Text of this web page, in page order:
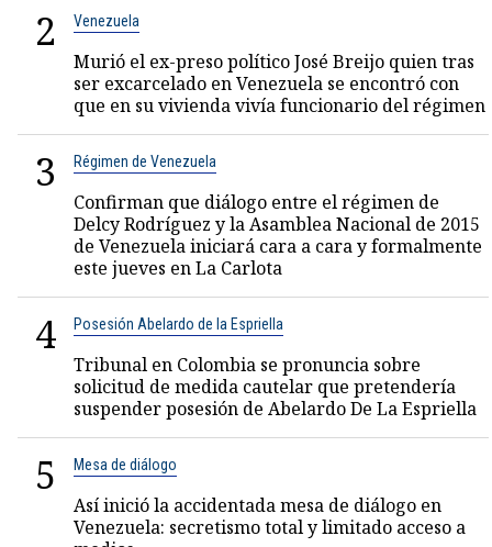
2 Venezuela
Murió el ex-preso político José Breijo quien tras
ser excarcelado en Venezuela se encontró con
que en su vivienda vivía funcionario del régimen
3 Régimen de Venezuela
Confirman que diálogo entre el régimen de
Delcy Rodríguez y la Asamblea Nacional de 2015
de Venezuela iniciará cara a cara y formalmente
este jueves en La Carlota
4 Posesión Abelardo de la Espriella
Tribunal en Colombia se pronuncia sobre
solicitud de medida cautelar que pretendería
suspender posesión de Abelardo De La Espriella
5 Mesa de diálogo
Así inició la accidentada mesa de diálogo en
Venezuela: secretismo total y limitado acceso a